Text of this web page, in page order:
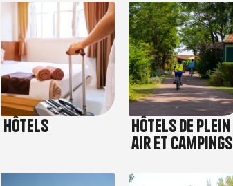
Image
Hôtels
Image
Hôtels de plein
air et Campings
Image Image